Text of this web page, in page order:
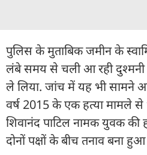
पुलिस के मुताबिक जमीन के
लंबे समय से चली आ रही
ले लिया. जांच में यह भी सामने
वर्ष 2015 के एक हत्या मामले
शिवानंद पाटिल नामक युवक की
दोनों पक्षों के बीच तनाव बना